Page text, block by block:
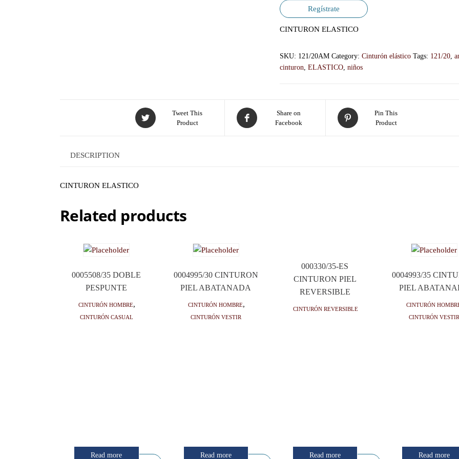
Regístrate
CINTURON ELASTICO
SKU: 121/20AM Category: Cinturón elástico Tags: 121/20,
cinturon, ELASTICO, niños
Tweet This
Product
Share on
Facebook
Pin This
Product
DESCRIPTION
CINTURON ELASTICO
Related products
0005508/35 DOBLE
PESPUNTE
Cinturón hombre,
Cinturón casual
Read more
0004995/30 CINTURON
PIEL ABATANADA
Cinturón hombre,
Cinturón vestir
Read more
000330/35-ES
CINTURON PIEL
REVERSIBLE
Cinturón reversible
Read more
0004993/35
PIEL
Cinturón
Cinturón
Read more